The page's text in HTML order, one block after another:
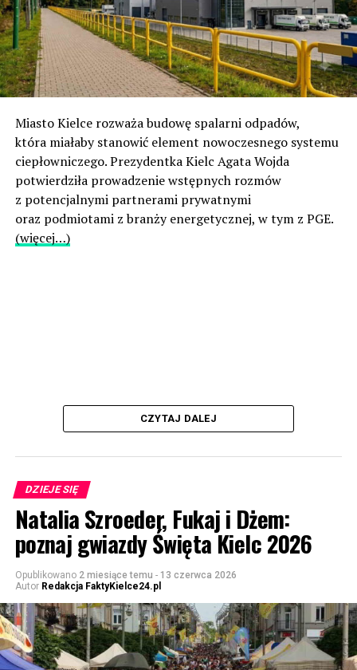
Miasto Kielce rozważa budowę spalarni odpadów,
która miałaby stanowić element nowoczesnego systemu
ciepłowniczego. Prezydentka Kielc Agata Wojda
potwierdziła prowadzenie wstępnych rozmów
z potencjalnymi partnerami prywatnymi
oraz podmiotami z branży energetycznej, w tym z PGE.
(więcej…)
CZYTAJ DALEJ
DZIEJE SIĘ
Natalia Szroeder, Fukaj i Dżem:
poznaj gwiazdy Święta Kielc 2026
Opublikowano 2 miesiące temu - 13 czerwca 2026
Autor Redakcja FaktyKielce24.pl